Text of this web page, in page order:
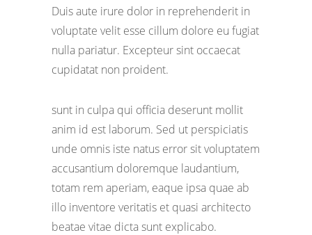
Duis aute irure dolor in reprehenderit in
voluptate velit esse cillum dolore eu fugiat
nulla pariatur. Excepteur sint occaecat
cupidatat non proident.
sunt in culpa qui officia deserunt mollit
anim id est laborum. Sed ut perspiciatis
unde omnis iste natus error sit voluptatem
accusantium doloremque laudantium,
totam rem aperiam, eaque ipsa quae ab
illo inventore veritatis et quasi architecto
beatae vitae dicta sunt explicabo.